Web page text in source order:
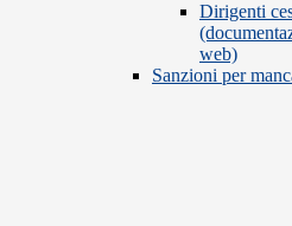
Dirigenti
web)
Sanzioni per